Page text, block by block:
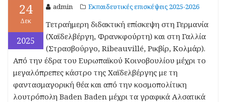
24
Δεκ
2025
admin Εκπαιδευτικές επισκέψεις 2025-2026
Τετραήμερη διδακτική επίσκεψη στη Γερμανία
(Χαϊδελβέργη, Φρανκφούρτη) και στη Γαλλία
(Στρασβούργο, Ribeauvillé, Ρικβίρ, Κολμάρ).
Από την έδρα του Ευρωπαϊκού Κοινοβουλίου μέχρι το
μεγαλόπρεπες κάστρο της Χαϊδελβέργης με τη
φαντασμαγορική θέα και από την κοσμοπολίτικη
λουτρόπολη Baden Baden μέχρι τα γραφικά Αλσατικά